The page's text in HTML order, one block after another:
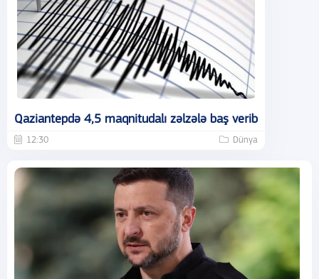
Qaziantepdə 4,5 maqnitudalı zəlzələ baş verib
12:30 Dünya